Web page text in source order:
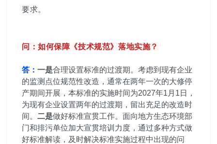
要求。
问：如何保障《技术规范》落地实施？
答： 一是合理设置标准的过渡期。考虑到现有企业
的监测点位规范性改造，通常在两年一次的大修停
产期间开展，本标准的实施时间为2027年1月1日，
为现有企业设置两年的过渡期，留出充足的改造时
间。 二是做好标准宣贯工作。面向地方生态环境部
门和排污单位加大宣贯培训力度，通过多种方式做
好标准解读，及时解决标准实施过程中出现的问